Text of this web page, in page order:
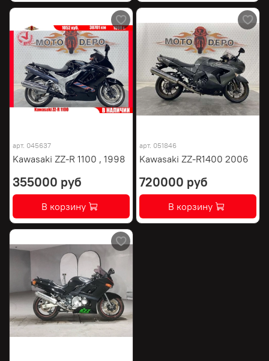
арт. 045637
Kawasaki ZZ-R 1100 , 1998
355000 руб
В корзину
арт. 051846
Kawasaki ZZ-R1400 2006
720000 руб
В корзину